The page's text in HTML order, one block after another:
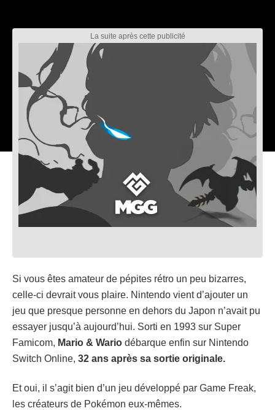
Si vous êtes amateur de pépites rétro un peu bizarres,
celle-ci devrait vous plaire. Nintendo vient d’ajouter un
jeu que presque personne en dehors du Japon n’avait pu
essayer jusqu’à aujourd’hui. Sorti en 1993 sur Super
Famicom, Mario & Wario débarque enfin sur Nintendo
Switch Online, 32 ans après sa sortie originale.
Et oui, il s’agit bien d’un jeu développé par Game Freak,
les créateurs de Pokémon eux-mêmes.